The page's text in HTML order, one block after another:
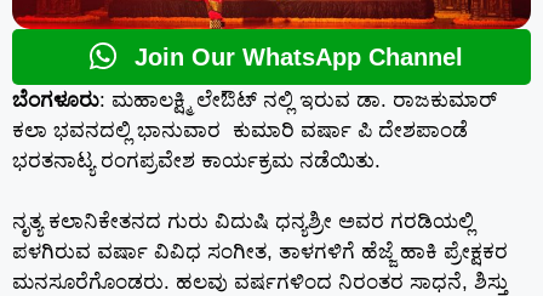
Join Our WhatsApp Channel
ಬೆಂಗಳೂರು: ಮಹಾಲಕ್ಷ್ಮಿ ಲೇಔಟ್ ನಲ್ಲಿ ಇರುವ ಡಾ. ರಾಜಕುಮಾರ್
ಕಲಾ ಭವನದಲ್ಲಿ ಭಾನುವಾರ ಕುಮಾರಿ ವರ್ಷಾ ಪಿ ದೇಶಪಾಂಡೆ
ಭರತನಾಟ್ಯ ರಂಗಪ್ರವೇಶ ಕಾರ್ಯಕ್ರಮ ನಡೆಯಿತು.
ನೃತ್ಯ ಕಲಾನಿಕೇತನದ ಗುರು ವಿದುಷಿ ಧನ್ಯಶ್ರೀ ಅವರ ಗರಡಿಯಲ್ಲಿ
ಪಳಗಿರುವ ವರ್ಷಾ ವಿವಿಧ ಸಂಗೀತ, ತಾಳಗಳಿಗೆ ಹೆಜ್ಜೆ ಹಾಕಿ ಪ್ರೇಕ್ಷಕರ
ಮನಸೂರೆಗೊಂಡರು. ಹಲವು ವರ್ಷಗಳಿಂದ ನಿರಂತರ ಸಾಧನೆ, ಶಿಸ್ತು